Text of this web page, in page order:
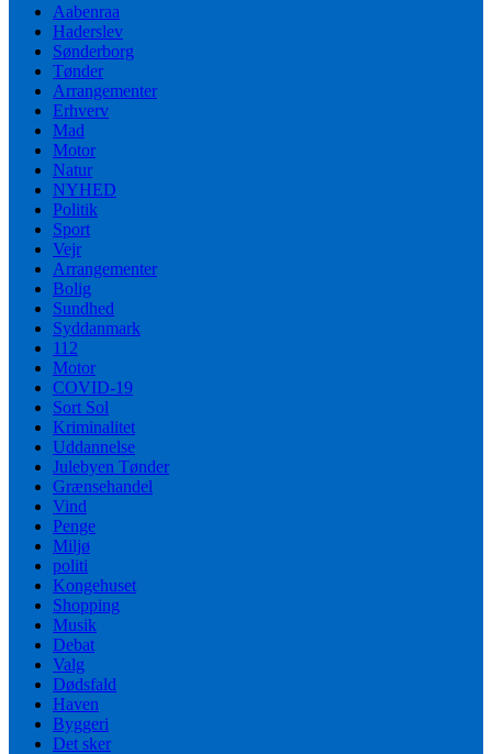
Aabenraa
Haderslev
Sønderborg
Tønder
Arrangementer
Erhverv
Mad
Motor
Natur
NYHED
Politik
Sport
Vejr
Arrangementer
Bolig
Sundhed
Syddanmark
112
Motor
COVID-19
Sort Sol
Kriminalitet
Uddannelse
Julebyen Tønder
Grænsehandel
Vind
Penge
Miljø
politi
Kongehuset
Shopping
Musik
Debat
Valg
Dødsfald
Haven
Byggeri
Det sker